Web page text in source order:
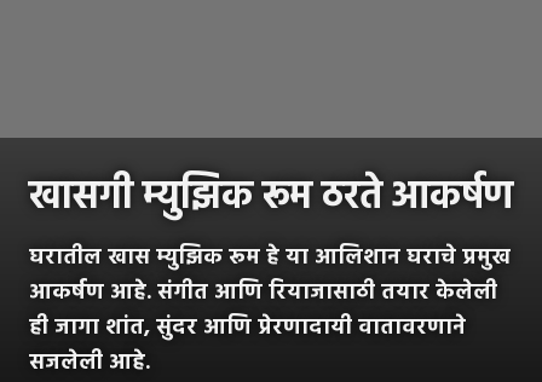
खासगी म्युझिक रूम ठरते आकर्षण
घरातील खास म्युझिक रूम हे या आलिशान घराचे प्रमुख
आकर्षण आहे. संगीत आणि रियाजासाठी तयार केलेली
ही जागा शांत, सुंदर आणि प्रेरणादायी वातावरणाने
सजलेली आहे.